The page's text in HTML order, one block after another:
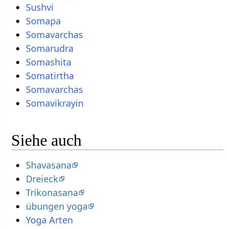
Sushvi
Somapa
Somavarchas
Somarudra
Somashita
Somatirtha
Somavarchas
Somavikrayin
Siehe auch
Shavasana
Dreieck
Trikonasana
übungen yoga
Yoga Arten